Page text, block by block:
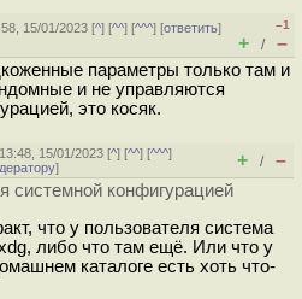
15/01/2023 [^] [^^] [^^^] [ответить]
–1
+ / –
параметры только там и
и не управляются
это косяк.
15/01/2023 [^] [^^] [^^^]
] + / –
системной конфигурацией
что у пользователя система
либо что там ещё. Или что у
каталоге есть хоть что-